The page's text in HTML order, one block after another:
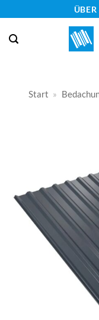
springen
Start »